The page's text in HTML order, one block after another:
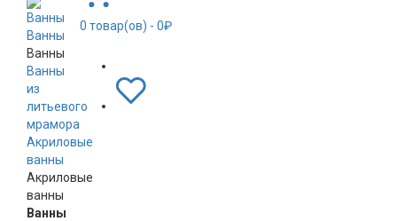
Ванны
Ванны
Ванны
из
литьевого
мрамора
Акриловые
ванны
Акриловые
ванны
Ванны
0 товар(ов) - 0₽